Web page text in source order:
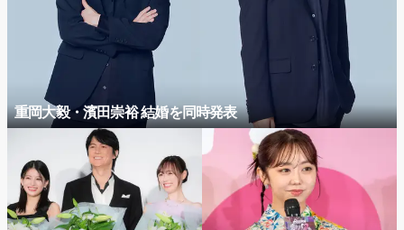
重岡大毅・濱田崇裕 結婚を同時発表